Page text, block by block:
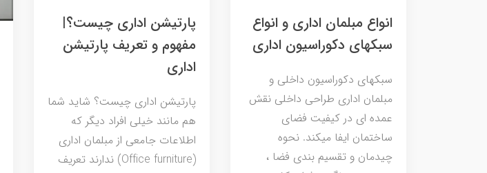
انواع مبلمان اداری و انواع
سبکهای دکوراسیون اداری
سبکهای دکوراسیون داخلی و
مبلمان اداری طراحی داخلی نقش
عمده ای در كيفيت فضای
ساختمان ايفا ميكند. نحوه
چيدمان و تقسيم بندی فضا ،
پارتیشن اداری چیست؟|
مفهوم و تعریف پارتیشن
اداری
پارتیشن اداری چیست؟ شاید شما
هم مانند خیلی افراد دیگر که
اطلاعات جامعی از مبلمان اداری
(Office furniture) ندارند تعریف